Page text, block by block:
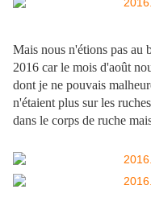
Mais nous n'étions pas au
2016 car le mois d'août
dont je ne pouvais
n'étaient plus sur les
dans le corps de ruche